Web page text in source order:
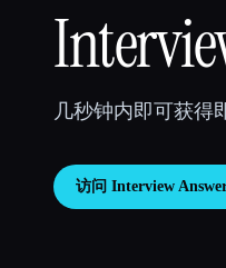
几秒钟内即可获得
访问 Interview